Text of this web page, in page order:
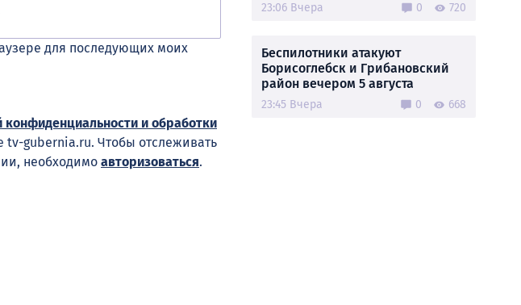
для последующих моих
конфиденциальности и обработки
tv-gubernia.ru. Чтобы отслеживать
необходимо авторизоваться.
23:06 Вчера 0 720
Беспилотники атакуют
Борисоглебск и Грибановский
район вечером 5 августа
23:45 Вчера 0 668